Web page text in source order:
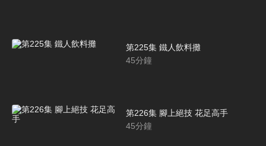
第225集 鐵人飲料攤
45分鐘
第226集 腳上絕技 花足高手
45分鐘